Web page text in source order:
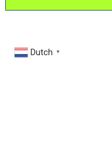
Dutch ▼